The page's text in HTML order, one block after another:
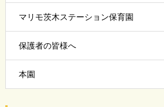
マリモ茨木ステーション保育園
保護者の皆様へ
本園